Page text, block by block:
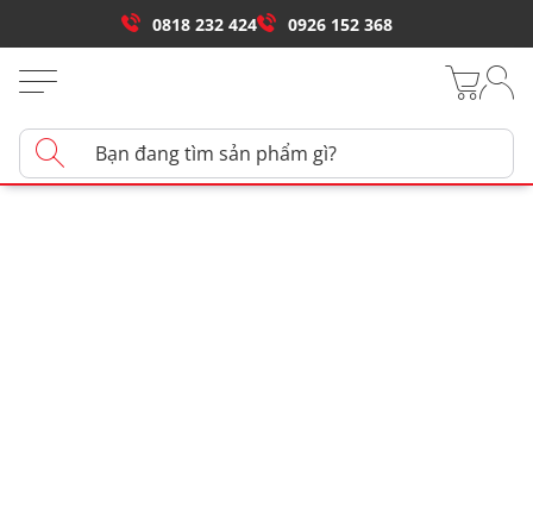
0818 232 424 0926 152 368